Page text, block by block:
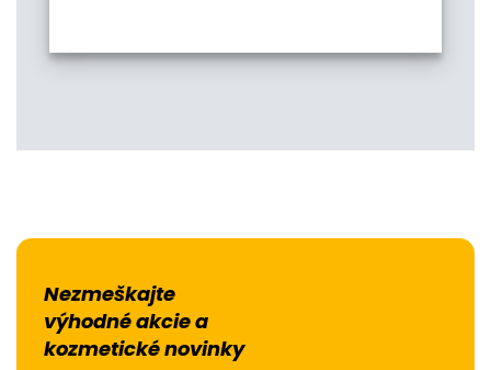
t
n
i
e
:
Nezmeškajte
výhodné akcie a
kozmetické novinky